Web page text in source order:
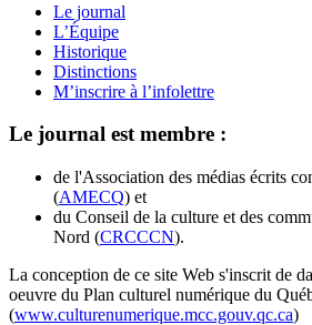
Le journal
L’Équipe
Historique
Distinctions
M’inscrire à l’infolettre
Le journal est membre :
de l'Association des médias écrits
(AMECQ) et
du Conseil de la culture et des
Nord (CRCCCN).
La conception de ce site Web s'inscrit de
oeuvre du Plan culturel numérique du
(www.culturenumerique.mcc.gouv.qc.ca)